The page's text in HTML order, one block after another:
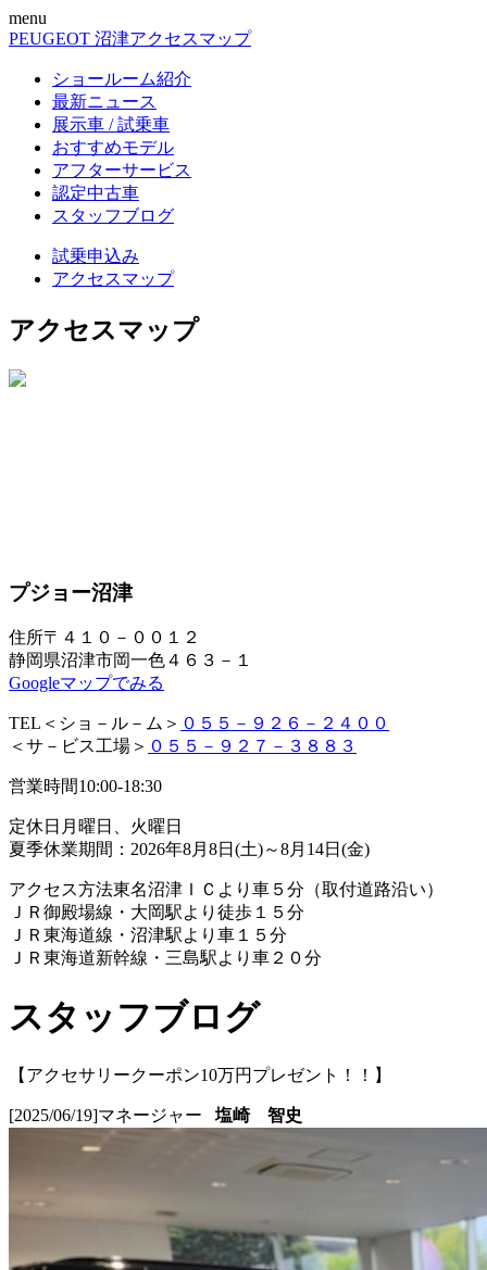
menu
PEUGEOT 沼津アクセスマップ
ショールーム紹介
最新ニュース
展示車 / 試乗車
おすすめモデル
アフターサービス
認定中古車
スタッフブログ
試乗申込み
アクセスマップ
アクセスマップ
プジョー沼津
住所〒４１０－００１２
静岡県沼津市岡一色４６３－１
Googleマップでみる
TEL ＜ショ－ル－ム＞ ０５５－９２６－２４００
＜サ－ビス工場＞ ０５５－９２７－３８８３
営業時間10:00-18:30
定休日 月曜日、火曜日
夏季休業期間：2026年8月8日(土)～8月14日(金)
アクセス方法東名沼津ＩＣより車５分（取付道路沿い）
ＪＲ御殿場線・大岡駅より徒歩１５分
ＪＲ東海道線・沼津駅より車１５分
ＪＲ東海道新幹線・三島駅より車２０分
スタッフブログ
【アクセサリークーポン10万円プレゼント！！】
[2025/06/19]マネージャー 塩崎 智史